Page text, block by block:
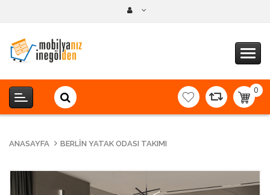
0
-
ANASAYFA BERLIN YATAK ODASI TAKIMI